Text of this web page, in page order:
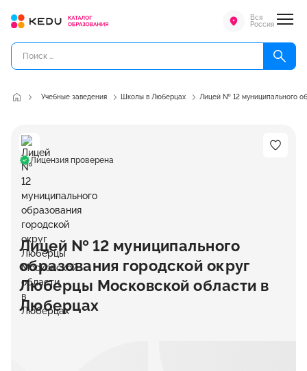
Вся
Россия
Учебные заведения Школы в Люберцах Лицей № 12 муниципального
Лицензия проверена
Лицей № 12 муниципального
образования городской округ
Люберцы Московской области в
Люберцах